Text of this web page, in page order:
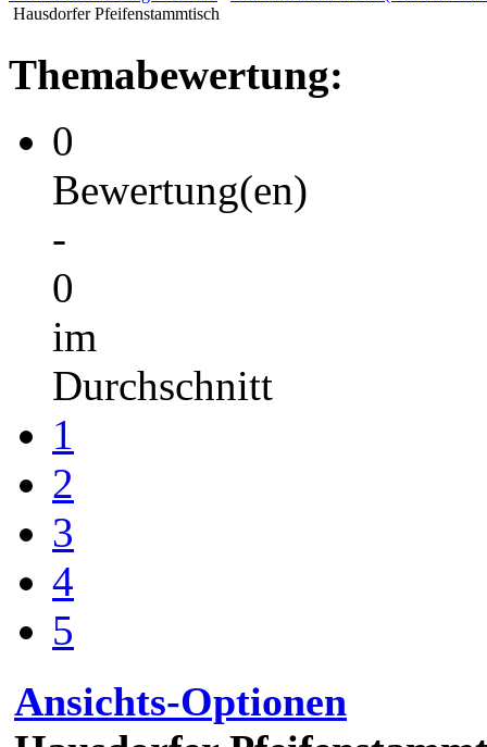
Hausdorfer Pfeifenstammtisch
Themabewertung:
0
Bewertung(en)
-
0
im
Durchschnitt
1
2
3
4
5
Ansichts-Optionen